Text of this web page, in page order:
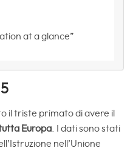
at a glance”
il triste primato di avere il
Europa . I dati sono stati
nell’Unione